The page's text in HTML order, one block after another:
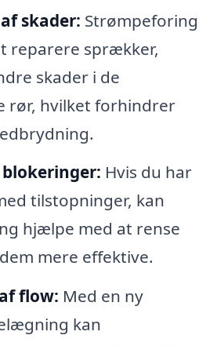
skader: Strømpeforing
reparere sprækker,
skader i de
rør, hvilket forhindrer
blokeringer: Hvis du har
tilstopninger, kan
hjælpe med at rense
mere effektive.
flow: Med en ny
kan